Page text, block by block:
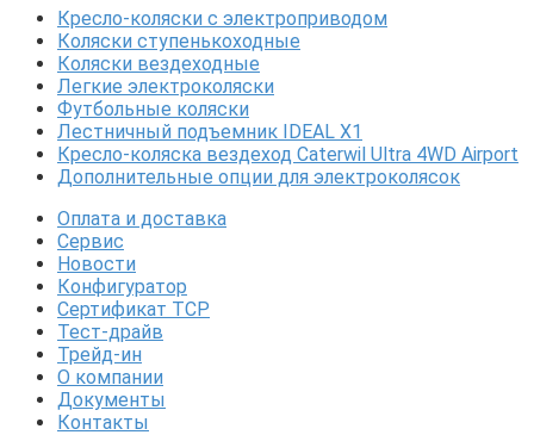
Кресло-коляски с электроприводом
Коляски ступенькоходные
Коляски вездеходные
Легкие электроколяски
Футбольные коляски
Лестничный подъемник IDEAL X1
Кресло-коляска вездеход Caterwil Ultra 4WD Airport
Дополнительные опции для электроколясок
Оплата и доставка
Сервис
Новости
Конфигуратор
Сертификат ТСР
Тест-драйв
Трейд-ин
О компании
Документы
Контакты